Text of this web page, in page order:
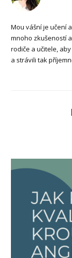
Mou vášní je učení
mnoho zkušeností
rodiče a učitele,
a strávili tak